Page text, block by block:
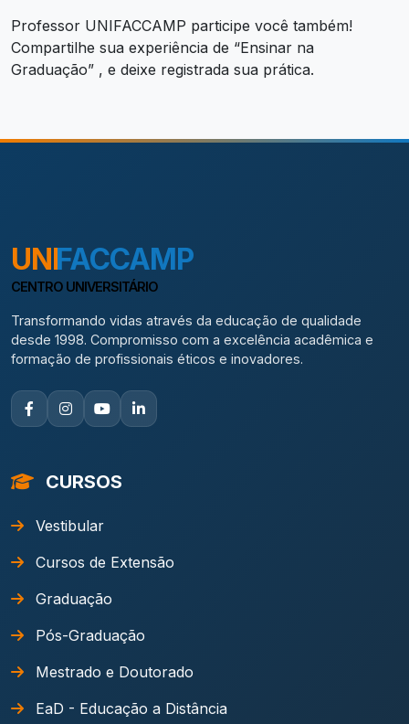
Professor UNIFACCAMP participe você também!
Compartilhe sua experiência de “Ensinar na
Graduação” , e deixe registrada sua prática.
UNIFACCAMP
CENTRO UNIVERSITÁRIO
Transformando vidas através da educação de qualidade
desde 1998. Compromisso com a excelência acadêmica e
formação de profissionais éticos e inovadores.
CURSOS
Vestibular
Cursos de Extensão
Graduação
Pós-Graduação
Mestrado e Doutorado
EaD - Educação a Distância